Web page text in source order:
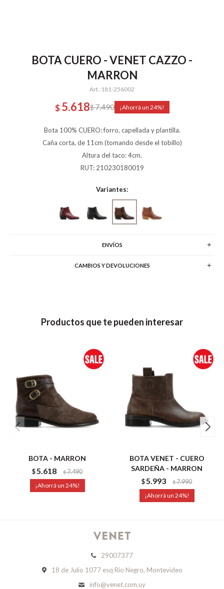
BOTA CUERO - VENET CAZZO -
MARRON
181-256002
$ 5.618$7.490 24
Bota 100% CUERO: forro, capellada y plantilla.
Caña corta, de 11cm (tomando desde el tobillo)
Altura del taco: 4cm.
RUT: 210230180019
Variantes:
ENVÍOS
CAMBIOS Y DEVOLUCIONES
Productos que te pueden interesar
BOTA - MARRON
$5.618 $7.490
24
BOTA VENET - CUERO
SARDEÑA - MARRON
$5.993 $7.990
24
29007377
18 de Julio 1077 esq Río Negro, Montevideo
info@venet.com.uy